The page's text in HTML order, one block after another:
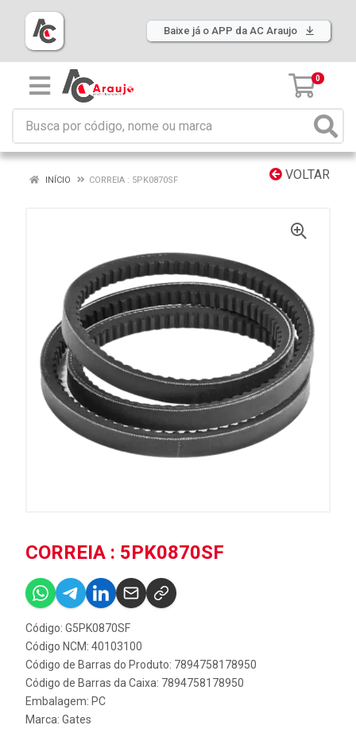
Baixe já o APP da AC Araujo
0
VOLTAR
INÍCIO CORREIA : 5PK0870SF
CORREIA : 5PK0870SF
Código: G5PK0870SF
Código NCM: 40103100
Código de Barras do Produto: 7894758178950
Código de Barras da Caixa: 7894758178950
Embalagem: PC
Marca: Gates